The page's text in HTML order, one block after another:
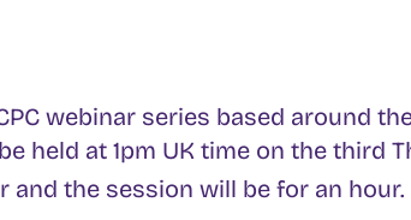
webinar series based around
held at 1pm UK time on the third
and the session will be for an hour.